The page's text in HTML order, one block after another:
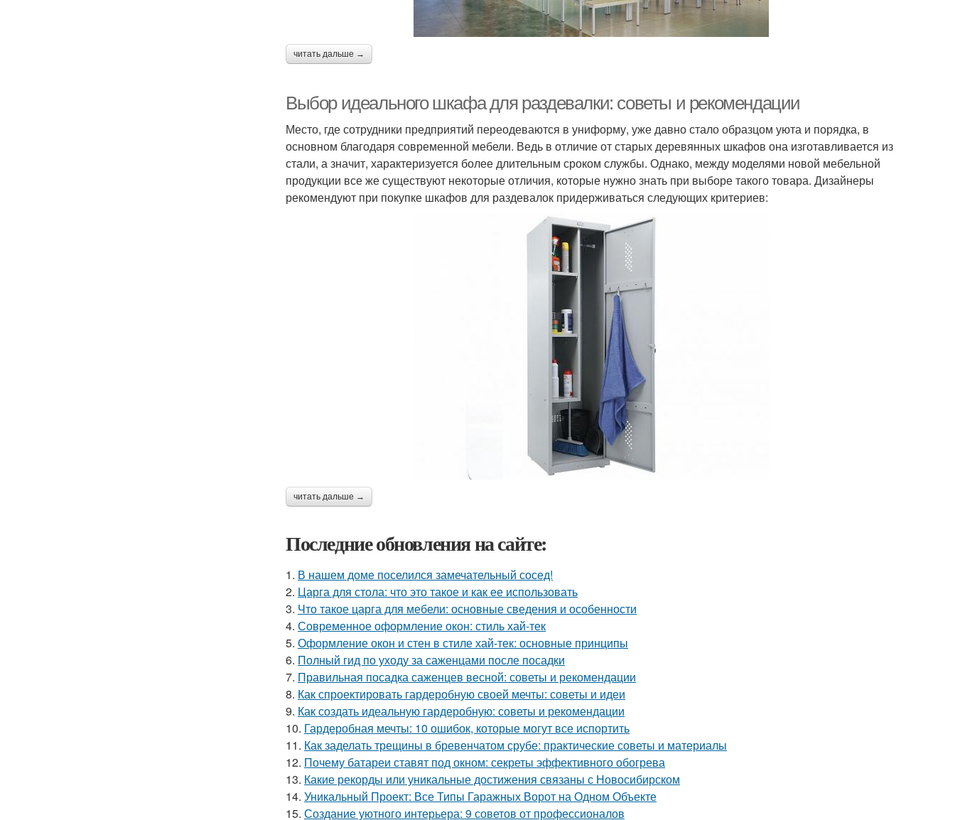
читать дальше →
Выбор идеального шкафа для раздевалки: советы и рекомендации
Место, где сотрудники предприятий переодеваются в униформу, уже давно стало образцом уюта и порядка, в
основном благодаря современной мебели. Ведь в отличие от старых деревянных шкафов она изготавливается из
стали, а значит, характеризуется более длительным сроком службы. Однако, между моделями новой мебельной
продукции все же существуют некоторые отличия, которые нужно знать при выборе такого товара. Дизайнеры
рекомендуют при покупке шкафов для раздевалок придерживаться следующих критериев:
читать дальше →
Последние обновления на сайте:
1. В нашем доме поселился замечательный сосед!
2. Царга для стола: что это такое и как ее использовать
3. Что такое царга для мебели: основные сведения и особенности
4. Современное оформление окон: стиль хай-тек
5. Оформление окон и стен в стиле хай-тек: основные принципы
6. Полный гид по уходу за саженцами после посадки
7. Правильная посадка саженцев весной: советы и рекомендации
8. Как спроектировать гардеробную своей мечты: советы и идеи
9. Как создать идеальную гардеробную: советы и рекомендации
10. Гардеробная мечты: 10 ошибок, которые могут все испортить
11. Как заделать трещины в бревенчатом срубе: практические советы и материалы
12. Почему батареи ставят под окном: секреты эффективного обогрева
13. Какие рекорды или уникальные достижения связаны с Новосибирском
14. Уникальный Проект: Все Типы Гаражных Ворот на Одном Объекте
15. Создание уютного интерьера: 9 советов от профессионалов